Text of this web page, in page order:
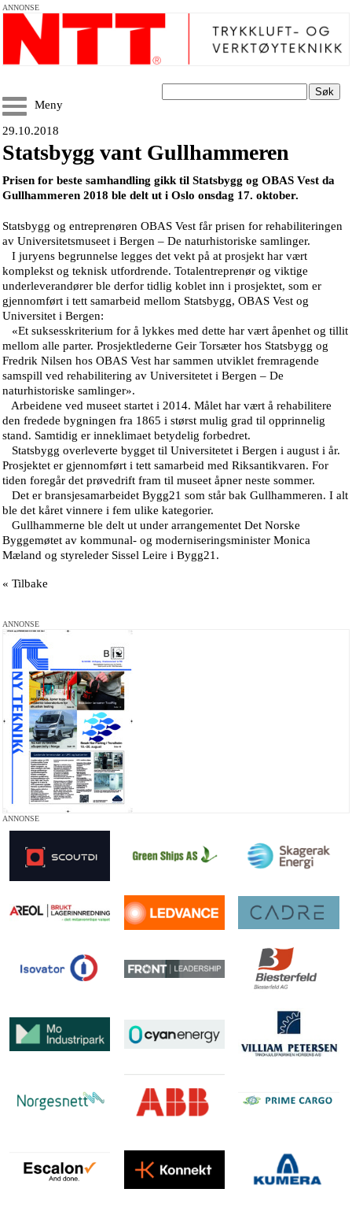
ANNONSE
Søk
Meny
29.10.2018
Statsbygg vant Gullhammeren
Prisen for beste samhandling gikk til Statsbygg og OBAS Vest da
Gullhammeren 2018 ble delt ut i Oslo onsdag 17. oktober.
Statsbygg og entreprenøren OBAS Vest får prisen for rehabiliteringen
av Universitetsmuseet i Bergen – De naturhistoriske samlinger.
I juryens begrunnelse legges det vekt på at prosjekt har vært
komplekst og teknisk utfordrende. Totalentreprenør og viktige
underleverandører ble derfor tidlig koblet inn i prosjektet, som er
gjennomført i tett samarbeid mellom Statsbygg, OBAS Vest og
Universitet i Bergen:
«Et suksesskriterium for å lykkes med dette har vært åpenhet og tillit
mellom alle parter. Prosjektlederne Geir Torsæter hos Statsbygg og
Fredrik Nilsen hos OBAS Vest har sammen utviklet fremragende
samspill ved rehabilitering av Universitetet i Bergen – De
naturhistoriske samlinger».
Arbeidene ved museet startet i 2014. Målet har vært å rehabilitere
den fredede bygningen fra 1865 i størst mulig grad til opprinnelig
stand. Samtidig er inneklimaet betydelig forbedret.
Statsbygg overleverte bygget til Universitetet i Bergen i august i år.
Prosjektet er gjennomført i tett samarbeid med Riksantikvaren. For
tiden foregår det prøvedrift fram til museet åpner neste sommer.
Det er bransjesamarbeidet Bygg21 som står bak Gullhammeren. I alt
ble det kåret vinnere i fem ulike kategorier.
Gullhammerne ble delt ut under arrangementet Det Norske
Byggemøtet av kommunal- og moderniseringsminister Monica
Mæland og styreleder Sissel Leire i Bygg21.
« Tilbake
ANNONSE
ANNONSE